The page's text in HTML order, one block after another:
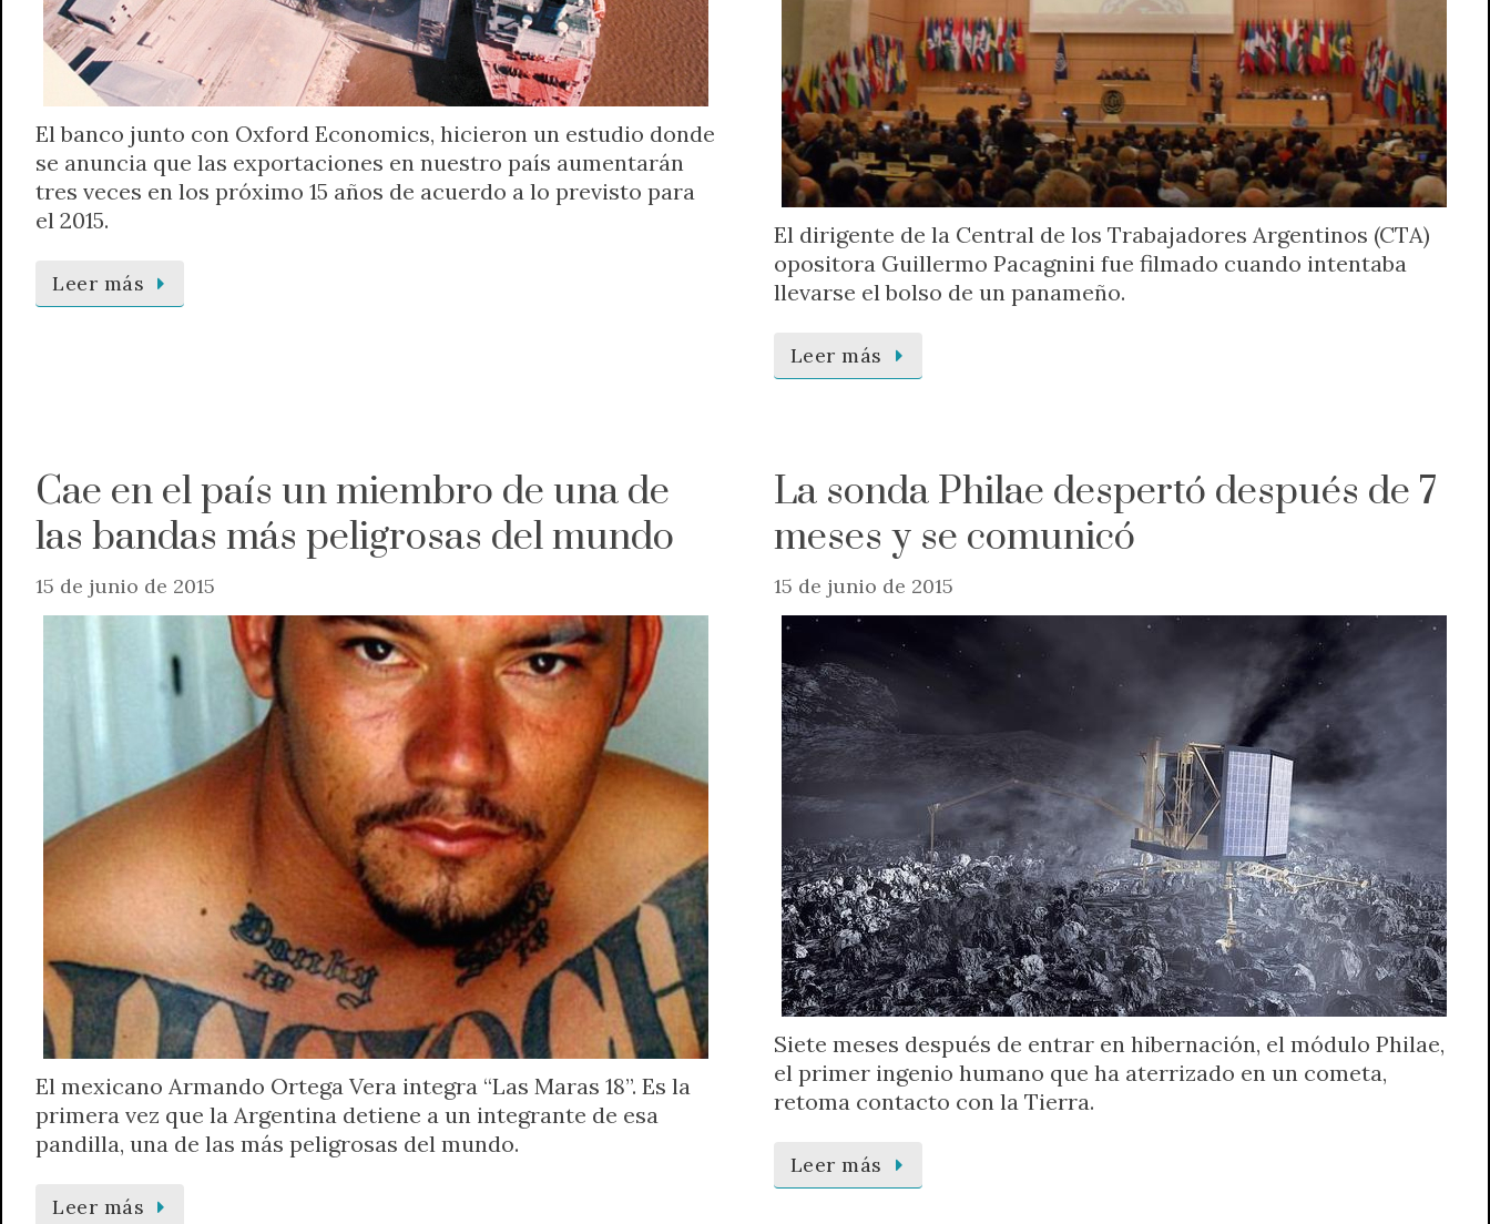
El banco junto con Oxford Economics, hicieron un estudio donde
se anuncia que las exportaciones en nuestro país aumentarán
tres veces en los próximo 15 años de acuerdo a lo previsto para
el 2015.
Leer más
El dirigente de la Central de los Trabajadores Argentinos (CTA)
opositora Guillermo Pacagnini fue filmado cuando intentaba
llevarse el bolso de un panameño.
Leer más
Cae en el país un miembro de una de
las bandas más peligrosas del mundo
15 de junio de 2015
El mexicano Armando Ortega Vera integra “Las Maras 18”. Es la
primera vez que la Argentina detiene a un integrante de esa
pandilla, una de las más peligrosas del mundo.
Leer más
La sonda Philae despertó después de 7
meses y se comunicó
15 de junio de 2015
Siete meses después de entrar en hibernación, el módulo Philae,
el primer ingenio humano que ha aterrizado en un cometa,
retoma contacto con la Tierra.
Leer más